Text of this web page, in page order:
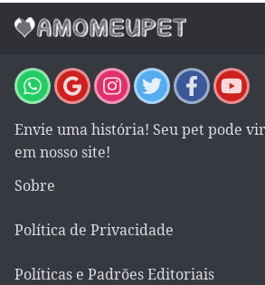
Envie uma história! Seu pet pode
em nosso site!
Sobre
Política de Privacidade
Políticas e Padrões Editoriais